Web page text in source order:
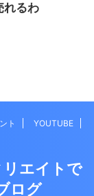
れるわ
ト
YOUTUBE
エイトで
ログ